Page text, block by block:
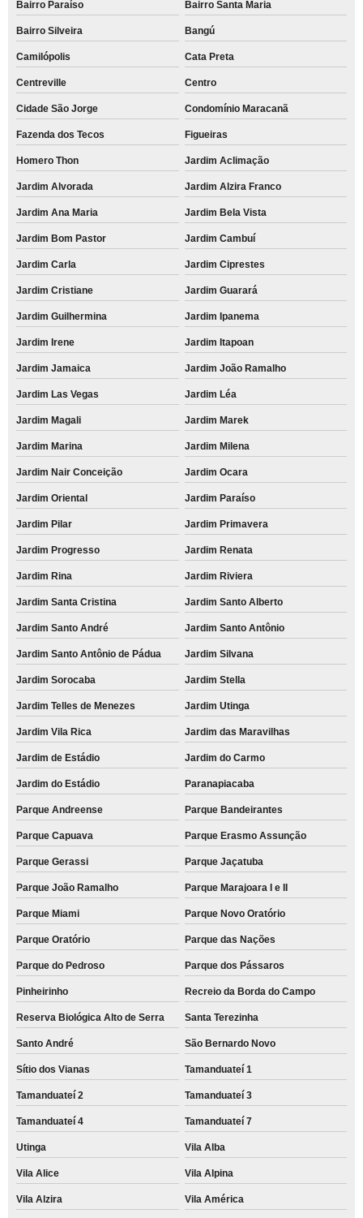
Bairro Paraíso Bairro Santa Maria
Bairro Silveira Bangú
Camilópolis Cata Preta
Centreville Centro
Cidade São Jorge Condomínio Maracanã
Fazenda dos Tecos Figueiras
Homero Thon Jardim Aclimação
Jardim Alvorada Jardim Alzira Franco
Jardim Ana Maria Jardim Bela Vista
Jardim Bom Pastor Jardim Cambuí
Jardim Carla Jardim Ciprestes
Jardim Cristiane Jardim Guarará
Jardim Guilhermina Jardim Ipanema
Jardim Irene Jardim Itapoan
Jardim Jamaica Jardim João Ramalho
Jardim Las Vegas Jardim Léa
Jardim Magali Jardim Marek
Jardim Marina Jardim Milena
Jardim Nair Conceição Jardim Ocara
Jardim Oriental Jardim Paraíso
Jardim Pilar Jardim Primavera
Jardim Progresso Jardim Renata
Jardim Rina Jardim Riviera
Jardim Santa Cristina Jardim Santo Alberto
Jardim Santo André Jardim Santo Antônio
Jardim Santo Antônio de Pádua Jardim Silvana
Jardim Sorocaba Jardim Stella
Jardim Telles de Menezes Jardim Utinga
Jardim Vila Rica Jardim das Maravilhas
Jardim de Estádio Jardim do Carmo
Jardim do Estádio Paranapiacaba
Parque Andreense Parque Bandeirantes
Parque Capuava Parque Erasmo Assunção
Parque Gerassi Parque Jaçatuba
Parque João Ramalho Parque Marajoara I e II
Parque Miami Parque Novo Oratório
Parque Oratório Parque das Nações
Parque do Pedroso Parque dos Pássaros
Pinheirinho Recreio da Borda do Campo
Reserva Biológica Alto de Serra Santa Terezinha
Santo André São Bernardo Novo
Sítio dos Vianas Tamanduateí 1
Tamanduateí 2 Tamanduateí 3
Tamanduateí 4 Tamanduateí 7
Utinga Vila Alba
Vila Alice Vila Alpina
Vila Alzira Vila América